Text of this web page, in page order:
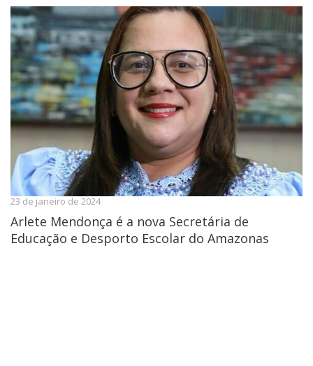
23 de janeiro de 2024
Arlete Mendonça é a nova Secretária de
Educação e Desporto Escolar do Amazonas